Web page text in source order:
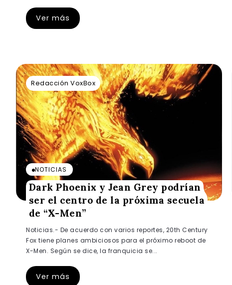
Ver más
Redacción VoxBox
NOTICIAS
Dark Phoenix y Jean Grey podrían
ser el centro de la próxima secuela
de “X-Men”
Noticias.- De acuerdo con varios reportes, 20th Century
Fox tiene planes ambiciosos para el próximo reboot de
X-Men. Según se dice, la franquicia se...
Ver más